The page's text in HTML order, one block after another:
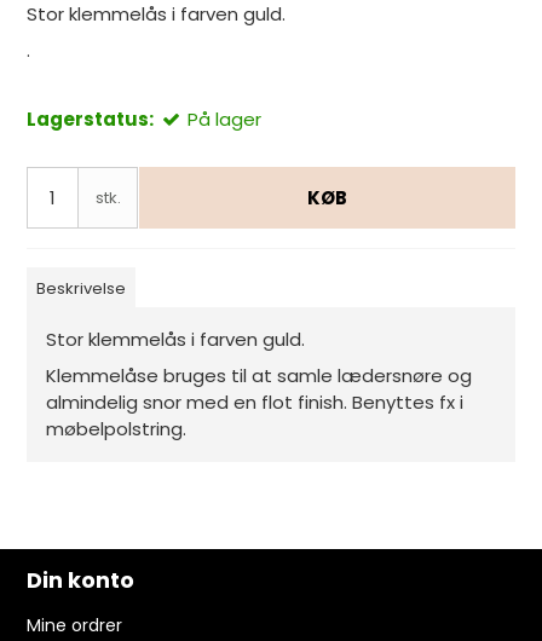
Stor klemmelås i farven guld.
.
Lagerstatus: På lager
stk. KØB
Beskrivelse
Stor klemmelås i farven guld.
Klemmelåse bruges til at samle lædersnøre og
almindelig snor med en flot finish. Benyttes fx i
møbelpolstring.
Din konto
Mine ordrer